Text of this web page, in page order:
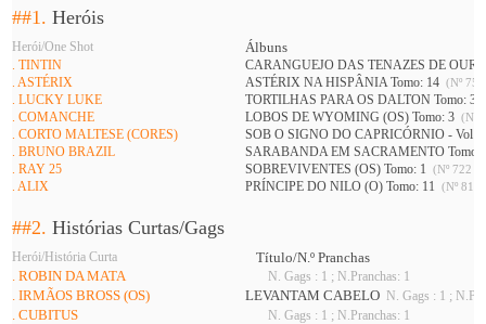
##1.Heróis
Herói/One Shot Álbuns
. TINTIN
CARANGUEJO DAS TENAZES DE
. ASTÉRIX
ASTÉRIX NA HISPÂNIA Tomo: 14 (Nº
. LUCKY LUKE
TORTILHAS PARA OS DALTON Tomo: 31
. COMANCHE
LOBOS DE WYOMING (OS) Tomo: 3 (Nº
. CORTO MALTESE (CORES)
SOB O SIGNO DO CAPRICÓRNIO - Vol 1
. BRUNO BRAZIL
SARABANDA EM SACRAMENTO Tomo:
. RAY 25
SOBREVIVENTES (OS) Tomo: 1 (Nº 722 A
. ALIX PRÍNCIPE DO NILO (O) Tomo: 11 (Nº 813
##2.Histórias Curtas/Gags
Herói/História Curta
Título/N.º Pranchas
. ROBIN DA MATA
N. Gags : 1 ; N.Pranchas: 1
. IRMÃOS BROSS (OS) LEVANTAM CABELO N. Gags : 1 ;
. CUBITUS N. Gags : 1 ; N.Pranchas: 1